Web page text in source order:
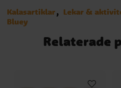
Kalasartiklar Lekar &
Bluey
Relaterade